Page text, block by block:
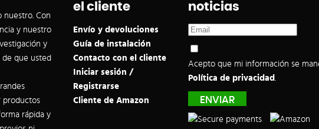
nuestro. Con
y nuestro
y
de que usted
productos
rápida y
el cliente
Envío y devoluciones
Guía de instalación
Contacto con el cliente
Iniciar sesión /
Registrarse
Cliente de Amazon
noticias
Acepto que mi información se
Política de privacidad.